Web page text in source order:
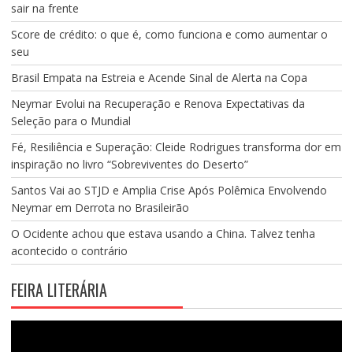
sair na frente
Score de crédito: o que é, como funciona e como aumentar o
seu
Brasil Empata na Estreia e Acende Sinal de Alerta na Copa
Neymar Evolui na Recuperação e Renova Expectativas da
Seleção para o Mundial
Fé, Resiliência e Superação: Cleide Rodrigues transforma dor em
inspiração no livro “Sobreviventes do Deserto”
Santos Vai ao STJD e Amplia Crise Após Polêmica Envolvendo
Neymar em Derrota no Brasileirão
O Ocidente achou que estava usando a China. Talvez tenha
acontecido o contrário
FEIRA LITERÁRIA